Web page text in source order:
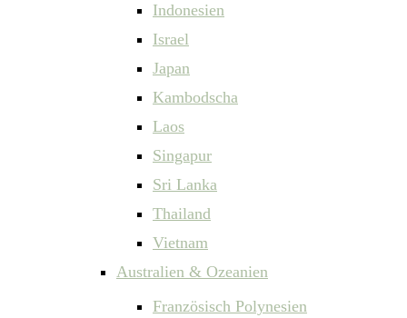
Indonesien
Israel
Japan
Kambodscha
Laos
Singapur
Sri Lanka
Thailand
Vietnam
Australien & Ozeanien
Französisch Polynesien